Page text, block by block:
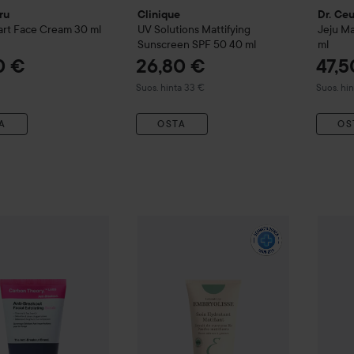
Face Cream 30 ml
€
Clinique
UV Solutions Mattifying
Sunscreen SPF 50 40 ml
26,80 €
Suos. hinta 33 €
Suositeltu hinta 33 €
OSTA
Dr.
Jeju
ml
Suos.
Mattifying Moisturizer